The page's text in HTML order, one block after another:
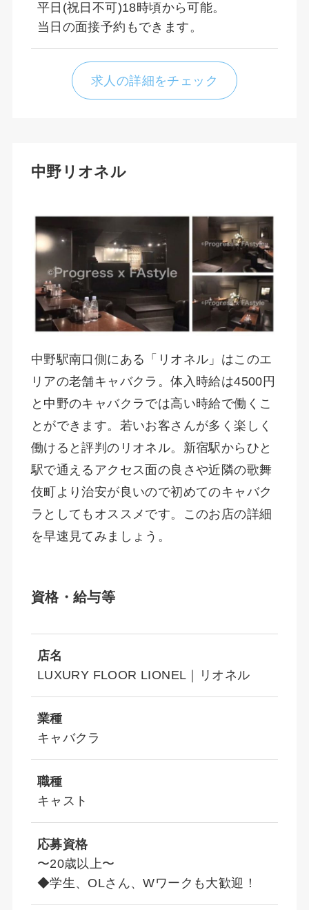
平日(祝日不可)18時頃から可能。
当日の面接予約もできます。
求人の詳細をチェック
中野リオネル
中野駅南口側にある「リオネル」はこのエ
リアの老舗キャバクラ。体入時給は4500円
と中野のキャバクラでは高い時給で働くこ
とができます。若いお客さんが多く楽しく
働けると評判のリオネル。新宿駅からひと
駅で通えるアクセス面の良さや近隣の歌舞
伎町より治安が良いので初めてのキャバク
ラとしてもオススメです。このお店の詳細
を早速見てみましょう。
資格・給与等
店名
LUXURY FLOOR LIONEL｜リオネル
業種
キャバクラ
職種
キャスト
応募資格
〜20歳以上〜
◆学生、OLさん、Wワークも大歓迎！